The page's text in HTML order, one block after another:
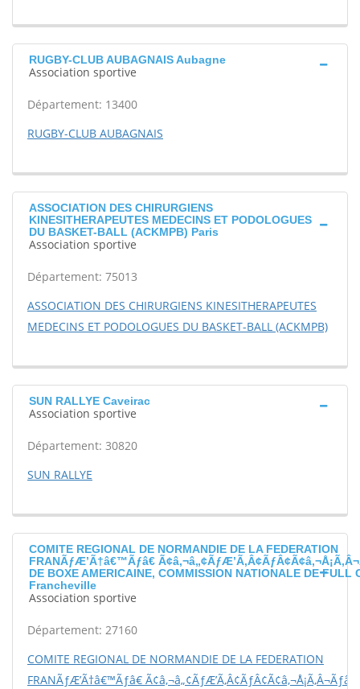
RUGBY-CLUB AUBAGNAIS Aubagne
Association sportive
Département: 13400
RUGBY-CLUB AUBAGNAIS
ASSOCIATION DES CHIRURGIENS
KINESITHERAPEUTES MEDECINS ET PODOLOGUES
DU BASKET-BALL (ACKMPB) Paris
Association sportive
Département: 75013
ASSOCIATION DES CHIRURGIENS KINESITHERAPEUTES
MEDECINS ET PODOLOGUES DU BASKET-BALL (ACKMPB)
SUN RALLYE Caveirac
Association sportive
Département: 30820
SUN RALLYE
COMITE REGIONAL DE NORMANDIE DE LA FEDERATION
FRANÃƒÆ’Ã†â€™Ãƒâ€
DE BOXE AMERICAINE, COMMISSION NATIONALE DE FULL
Francheville
Association sportive
Département: 27160
COMITE REGIONAL DE NORMANDIE DE LA FEDERATION
FRANÃƒÆ’Ã†â€™Ãƒâ€